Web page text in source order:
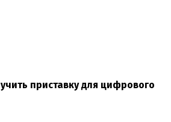
приставку для цифрового